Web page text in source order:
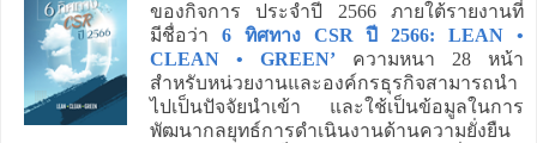
ของกิจการ ประจำปี 2566 ภายใต้รายงานที่
มีชื่อว่า 6 ทิศทาง CSR ปี 2566: LEAN •
CLEAN • GREEN’ ความหนา 28 หน้า
สำหรับหน่วยงานและองค์กรธุรกิจสามารถนำ
ไปเป็นปัจจัยนำเข้า และใช้เป็นข้อมูลในการ
พัฒนากลยุทธ์การดำเนินงานด้านความยั่งยืน